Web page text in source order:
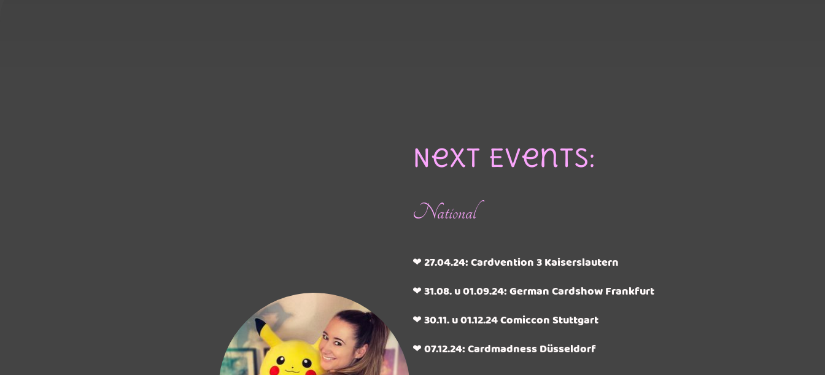
Next Events:
National
❤ 27.04.24: Cardvention 3 Kaiserslautern
❤ 31.08. u 01.09.24: German Cardshow Frankfurt
❤ 30.11. u 01.12.24 Comiccon Stuttgart
❤ 07.12.24: Cardmadness Düsseldorf